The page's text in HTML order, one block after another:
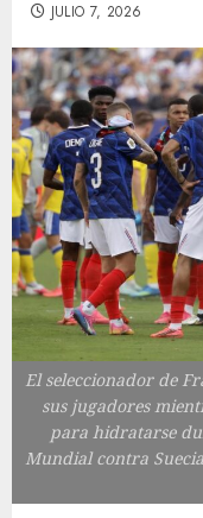
JULIO 7, 2026
El seleccionador de
sus jugadores
para hidratarse
Mundial contra